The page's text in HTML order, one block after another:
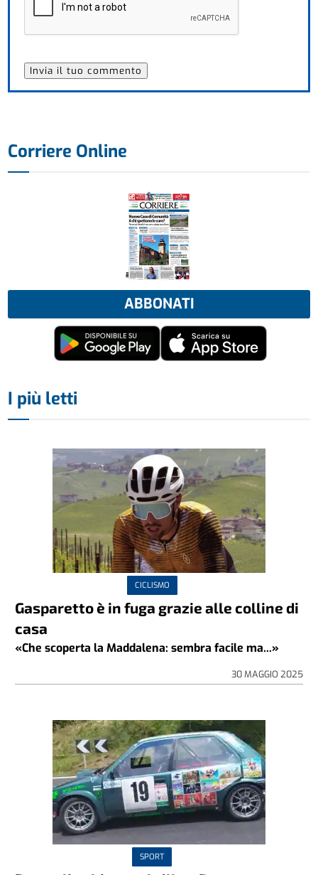
Corriere Online
ABBONATI
I più letti
CICLISMO
Gasparetto è in fuga grazie alle colline di
casa
«Che scoperta la Maddalena: sembra facile ma...»
30 MAGGIO 2025
SPORT